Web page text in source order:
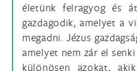
életünk felragyog és
gazdagodik, amelyet a
megadni. Jézus
amelyet nem zár el
különösen azokat,